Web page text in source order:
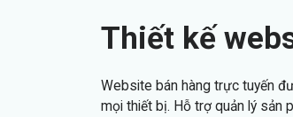
Thiết kế
Website bán hàng trực tuyến
mọi thiết bị. Hỗ trợ quản lý sản